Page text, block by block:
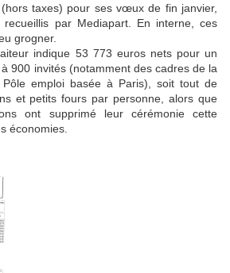
taxes) pour ses vœux de fin janvier,
recueillis par Mediapart. En interne, ces
grogner.
indique 53 773 euros nets pour un
900 invités (notamment des cadres de la
emploi basée à Paris), soit tout de
et petits fours par personne, alors que
ont supprimé leur cérémonie cette
économies.